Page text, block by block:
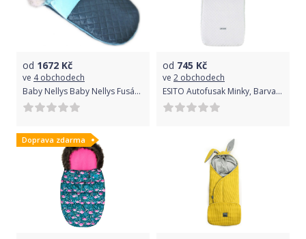
od 1672 Kč
ve 4 obchodech
Baby Nellys Baby Nellys Fusák, spacáček 105x55 Velvet exkluziv prošívaný - modrý
od 745 Kč
ve 2 obchodech
ESITO Autofusak Minky, Barva bílá, Velikost 85 x 42 cm
Doprava zdarma